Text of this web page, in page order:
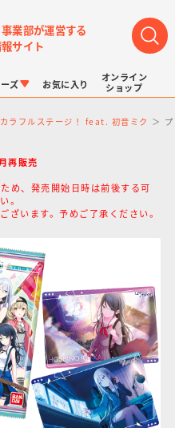
業部が運営する
サイト
リーズ
リーズ
ドラゴンボール
アンパンマン たまご
ズ
プ
しょん
シール
ポケモンキッズ
ポケモンスケールワ
ールド
お気に入り
オンライン
ショップ
ラフルステージ！ feat. 初音ミク
再販売
め、発売開始日時は前後する可
。
います。予めご了承ください。